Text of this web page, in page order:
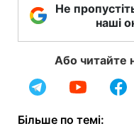
Не
наші
Або читайте
Більше по темі: